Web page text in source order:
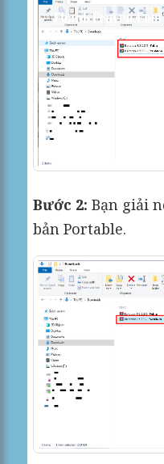
Bước 2: Bạn giải
bản Portable.